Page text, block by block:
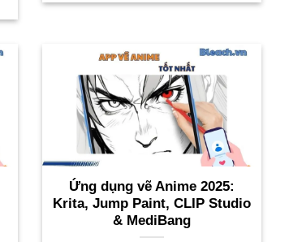
Ứng dụng vẽ Anime 2025:
Krita, Jump Paint, CLIP Studio
& MediBang